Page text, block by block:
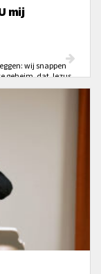
mij
wij snappen
geheim, dat Jezus
en Hij maakt van
zouden worden.